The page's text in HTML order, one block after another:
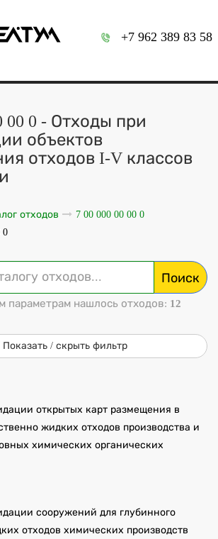
+7 962 389 83 58
00 0 - Отходы при
объектов
отходов I-V классов
отходов
7 00 000 00 00 0
0
Поиск
параметрам нашлось отходов: 12
Показать / скрыть фильтр
открытых карт размещения в
жидких отходов производства и
химических органических
сооружений для глубинного
отходов химических производств